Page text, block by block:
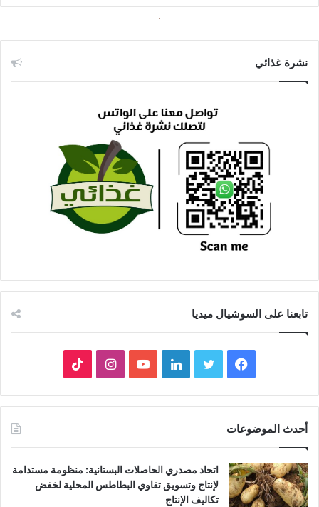
نشرة غذائي
تابعنا على السوشيال ميديا
فيسبوك تويتر لينكدإنيوتيوبانستقرام
أحدث الموضوعات
اتحاد مصدري الحاصلات البستانية: منظومة مستدامة
لإنتاج وتسويق تقاوي البطاطس المحلية لخفض
تكاليف الإنتاج